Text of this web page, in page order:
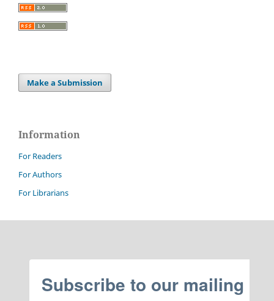
Make a Submission
Information
For Readers
For Authors
For Librarians